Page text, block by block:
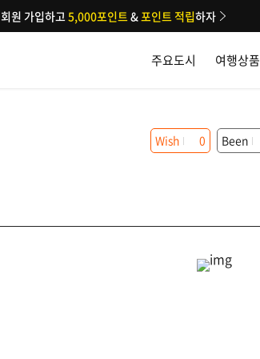
주요도시 여행상품
회원 가입하고5,000포인트&포인트 적립하자
Wish 0 Been